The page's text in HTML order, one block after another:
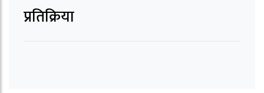
प्रतिक्रिया